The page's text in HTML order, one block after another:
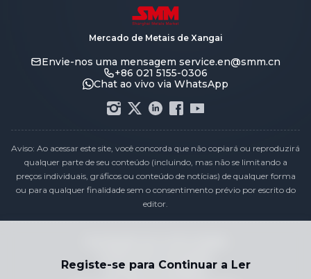
Registe-se para Continuar a Ler
Mercado de Metais de Xangai
Envie-nos uma mensagem service.en@smm.cn
+86 021 5155-0306
Chat ao vivo via WhatsApp
Aviso: Ao acessar este site, você concorda que não copiará ou reproduzirá
qualquer parte de seu conteúdo (incluindo, mas não se limitando a
preços individuais, gráficos ou conteúdo de notícias) de qualquer forma
ou para qualquer finalidade sem o consentimento prévio por escrito do
editor.
Política de Privacidade
Termos e Condições